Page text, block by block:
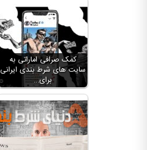
کمک صرافی اماراتی به
سایت های شرط بندی ایرانی
برای…